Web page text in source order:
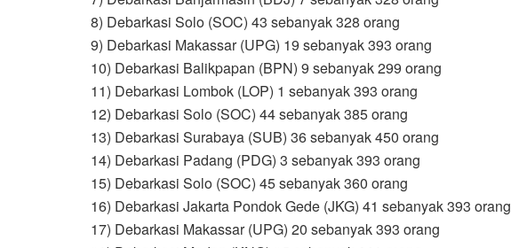
8) Debarkasi Solo (SOC) 43 sebanyak 328 orang
9) Debarkasi Makassar (UPG) 19 sebanyak 393 orang
10) Debarkasi Balikpapan (BPN) 9 sebanyak 299 orang
11) Debarkasi Lombok (LOP) 1 sebanyak 393 orang
12) Debarkasi Solo (SOC) 44 sebanyak 385 orang
13) Debarkasi Surabaya (SUB) 36 sebanyak 450 orang
14) Debarkasi Padang (PDG) 3 sebanyak 393 orang
15) Debarkasi Solo (SOC) 45 sebanyak 360 orang
16) Debarkasi Jakarta Pondok Gede (JKG) 41 sebanyak 393 orang
17) Debarkasi Makassar (UPG) 20 sebanyak 393 orang